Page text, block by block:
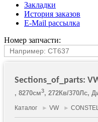
Закладки
История заказов
E-Mail рассылка
Номер запчасти:
Sections_of_parts:
, 8270см3, 272Кв/370Лс,
Каталог ► VW ►